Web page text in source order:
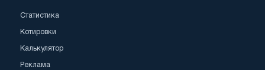
Статистика
Котировки
Калькулятор
Реклама